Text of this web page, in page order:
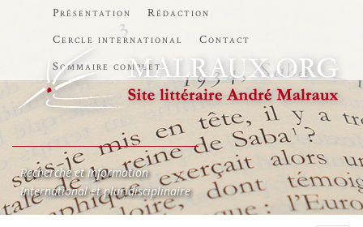
Présentation
Rédaction
Cercle international
Contact
Sommaire complet
Recherche et information
International et pluridisciplinaire